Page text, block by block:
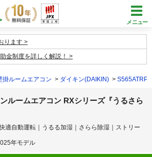
メニュー
ります
金制度を詳しく解説！
掛ルームエアコン ダイキン(DAIKIN) S565ATRP-
ルームエアコン RXシリーズ『うるさら
適自動運転｜うるる加湿｜さらら除湿｜ストリー
年モデル